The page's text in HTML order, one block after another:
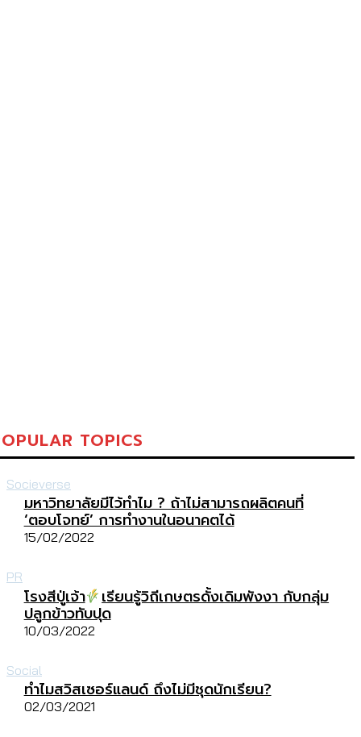
TOPICS
Socieverse
มหาวิทยาลัยมีไว้ทำไม ? ถ้าไม่สามารถผลิตคนที่
‘ตอบโจทย์’ การทำงานในอนาคตได้
15/02/2022
PR
โรงสีปู่เจ้า เรียนรู้วิถีเกษตรดั้งเดิมพังงา กับกลุ่ม
ปลูกข้าวทับปุด
10/03/2022
Social
ทำไมสวิสเซอร์แลนด์ ถึงไม่มีชุดนักเรียน?
02/03/2021